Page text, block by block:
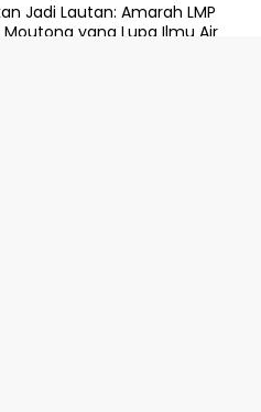
Jadi Lautan: Amarah LMP
yang Lupa Ilmu Air